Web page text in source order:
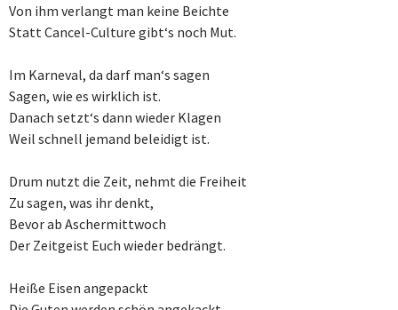
Von ihm verlangt man keine Beichte
Statt Cancel-Culture gibt‘s noch Mut.
Im Karneval, da darf man‘s sagen
Sagen, wie es wirklich ist.
Danach setzt‘s dann wieder Klagen
Weil schnell jemand beleidigt ist.
Drum nutzt die Zeit, nehmt die Freiheit
Zu sagen, was ihr denkt,
Bevor ab Aschermittwoch
Der Zeitgeist Euch wieder bedrängt.
Heiße Eisen angepackt